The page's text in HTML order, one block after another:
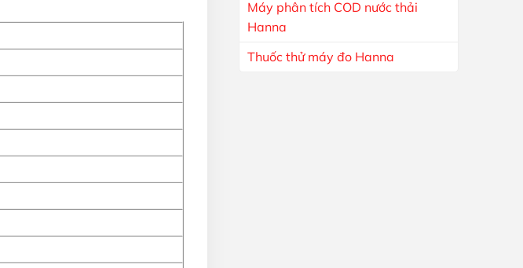
Máy phân tích COD nước thải
Hanna
Thuốc thử máy đo Hanna